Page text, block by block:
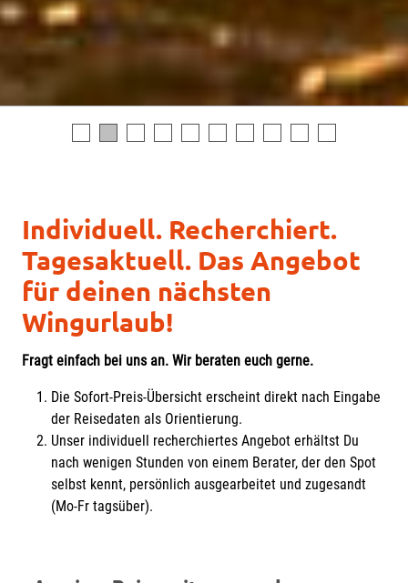
Individuell. Recherchiert.
Tagesaktuell. Das Angebot
für deinen nächsten
Wingurlaub!
Fragt einfach bei uns an. Wir beraten euch gerne.
Die Sofort-Preis-Übersicht erscheint direkt nach Eingabe
der Reisedaten als Orientierung.
Unser individuell recherchiertes Angebot erhältst Du
nach wenigen Stunden von einem Berater, der den Spot
selbst kennt, persönlich ausgearbeitet und zugesandt
(Mo-Fr tagsüber).